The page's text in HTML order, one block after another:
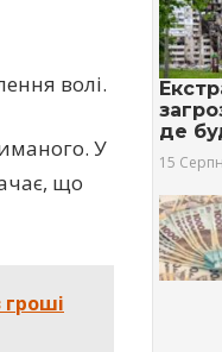
волі.
У
що
гроші
де
15